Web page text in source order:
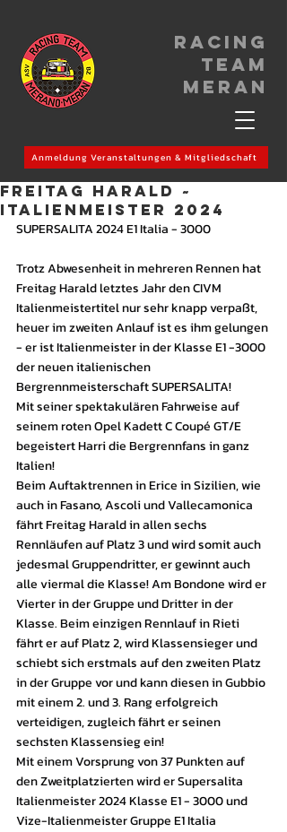
Racing
Team
meran
Anmeldung Veranstaltungen & Mitgliedschaft
FREITAG HARALD ~
ITALIENMEISTER 2024
SUPERSALITA 2024 E1 Italia - 3000
Trotz Abwesenheit in mehreren Rennen hat
Freitag Harald letztes Jahr den CIVM
Italienmeistertitel nur sehr knapp verpaßt,
heuer im zweiten Anlauf ist es ihm gelungen
- er ist Italienmeister in der Klasse E1 -3000
der neuen italienischen
Bergrennmeisterschaft SUPERSALITA!
Mit seiner spektakulären Fahrweise auf
seinem roten Opel Kadett C Coupé GT/E
begeistert Harri die Bergrennfans in ganz
Italien!
Beim Auftaktrennen in Erice in Sizilien, wie
auch in Fasano, Ascoli und Vallecamonica
fährt Freitag Harald in allen sechs
Rennläufen auf Platz 3 und wird somit auch
jedesmal Gruppendritter, er gewinnt auch
alle viermal die Klasse! Am Bondone wird er
Vierter in der Gruppe und Dritter in der
Klasse. Beim einzigen Rennlauf in Rieti
fährt er auf Platz 2, wird Klassensieger und
schiebt sich erstmals auf den zweiten Platz
in der Gruppe vor und kann diesen in Gubbio
mit einem 2. und 3. Rang erfolgreich
verteidigen, zugleich fährt er seinen
sechsten Klassensieg ein!
Mit einem Vorsprung von 37 Punkten auf
den Zweitplatzierten wird er Supersalita
Italienmeister 2024 Klasse E1 - 3000 und
Vize-Italienmeister Gruppe E1 Italia